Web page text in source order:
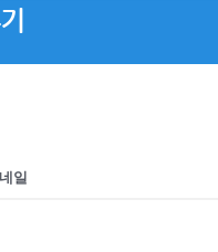
일